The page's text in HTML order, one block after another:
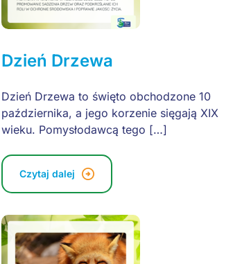
Dzień Drzewa
Dzień Drzewa to święto obchodzone 10
października, a jego korzenie sięgają XIX
wieku. Pomysłodawcą tego […]
Czytaj dalej